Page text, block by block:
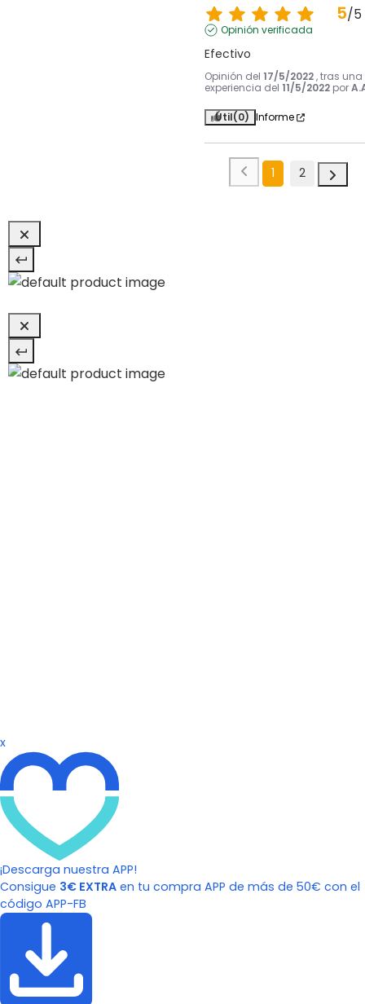
5/5
Opinión verificada
Efectivo
Opinión del 17/5/2022 , tras una
experiencia del 11/5/2022 por
Útil(0) Informe
1 2
x
¡Descarga nuestra APP!
Consigue 3€ EXTRA en tu compra APP de más de 50€ con el
código APP-FB